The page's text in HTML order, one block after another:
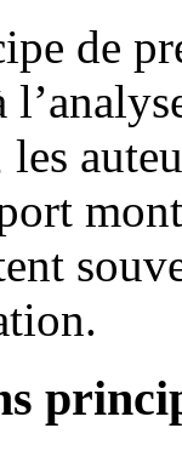
de
les